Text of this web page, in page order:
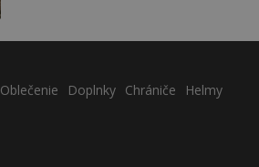
Oblečenie Doplnky Chrániče
Helmy